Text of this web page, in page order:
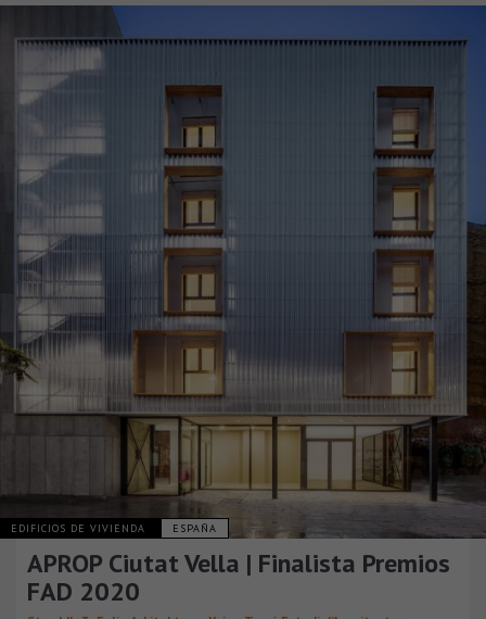
EDIFICIOS DE VIVIENDA ESPAÑA
APROP Ciutat Vella | Finalista Premios
FAD 2020